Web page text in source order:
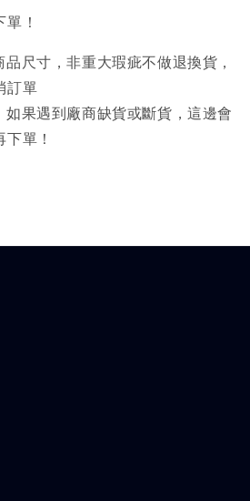
！
尺寸，非重大瑕疵不做退換貨，
訂單
果遇到廠商缺貨或斷貨，這邊會
單！